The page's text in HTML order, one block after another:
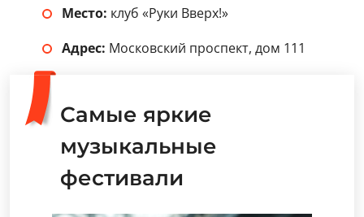
Место: клуб «Руки Вверх!»
Адрес: Московский проспект, дом 111
Самые яркие
музыкальные
фестивали